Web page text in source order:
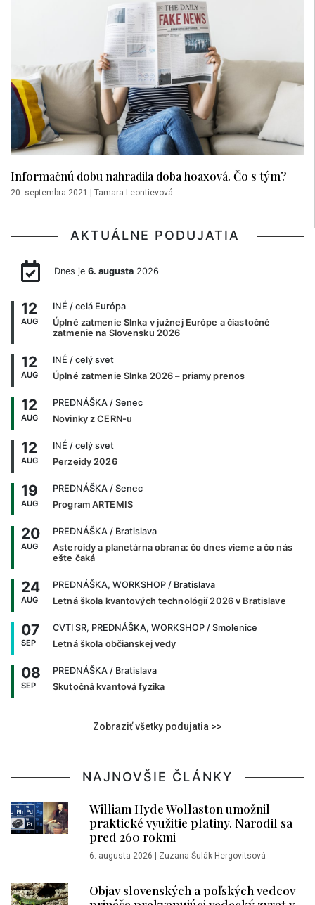
Informačnú dobu nahradila doba hoaxová. Čo s tým?
20. septembra 2021 Tamara Leontievová
AKTUÁLNE PODUJATIA
Dnes je 6. augusta2026
12
AUG
INÉ / celá Európa
Úplné zatmenie Slnka v južnej Európe a čiastočné
zatmenie na Slovensku 2026
12
AUG
INÉ / celý svet
Úplné zatmenie Slnka 2026 – priamy prenos
12
AUG
PREDNÁŠKA / Senec
Novinky z CERN-u
12
AUG
INÉ / celý svet
Perzeidy 2026
19
AUG
PREDNÁŠKA / Senec
Program ARTEMIS
20
AUG
PREDNÁŠKA / Bratislava
Asteroidy a planetárna obrana: čo dnes vieme a čo nás
ešte čaká
24
AUG
PREDNÁŠKA, WORKSHOP / Bratislava
Letná škola kvantových technológií 2026 v Bratislave
07
SEP
CVTI SR, PREDNÁŠKA, WORKSHOP / Smolenice
Letná škola občianskej vedy
08
SEP
PREDNÁŠKA / Bratislava
Skutočná kvantová fyzika
Zobraziť všetky podujatia >>
NAJNOVŠIE ČLÁNKY
William Hyde Wollaston umožnil
praktické využitie platiny. Narodil sa
pred 260 rokmi
6. augusta 2026 | Zuzana Šulák Hergovitsová
Objav slovenských a poľských vedcov